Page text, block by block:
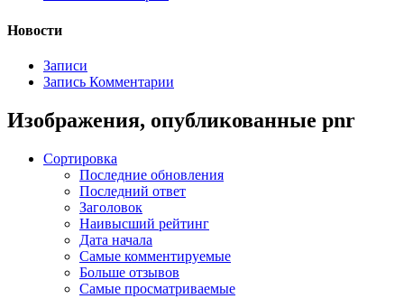
Новости
Записи
Запись Комментарии
Изображения, опубликованные pnr
Сортировка
Последние обновления
Последний ответ
Заголовок
Наивысший рейтинг
Дата начала
Самые комментируемые
Больше отзывов
Самые просматриваемые